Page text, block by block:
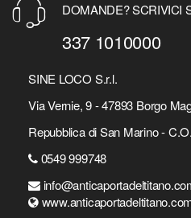
DOMANDE? SCRIVICI
337 1010000
SINE LOCO S.r.l.
Via Vernie, 9 - 47893 Borgo
Repubblica di San Marino -
0549 999748